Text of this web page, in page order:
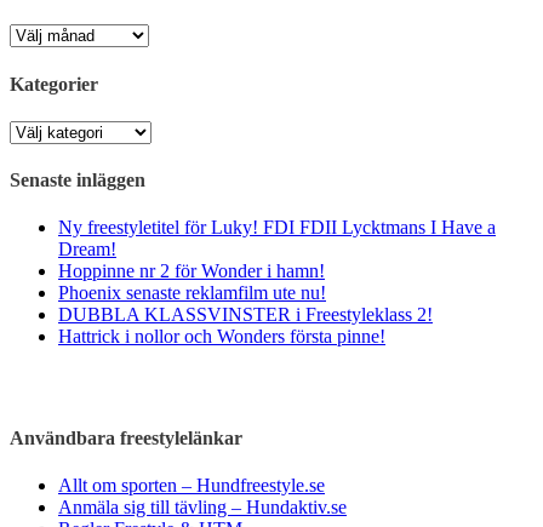
Arkiv
Kategorier
Kategorier
Senaste inläggen
Ny freestyletitel för Luky! FDI FDII Lycktmans I Have a
Dream!
Hoppinne nr 2 för Wonder i hamn!
Phoenix senaste reklamfilm ute nu!
DUBBLA KLASSVINSTER i Freestyleklass 2!
Hattrick i nollor och Wonders första pinne!
Användbara freestylelänkar
Allt om sporten – Hundfreestyle.se
Anmäla sig till tävling – Hundaktiv.se